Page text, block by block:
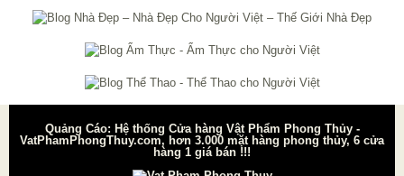
Quảng Cáo: Hệ thống Cửa hàng Vật Phẩm Phong Thủy -
VatPhamPhongThuy.com, hơn 3.000 mặt hàng phong thủy, 6 cửa
hàng 1 giá bán !!!